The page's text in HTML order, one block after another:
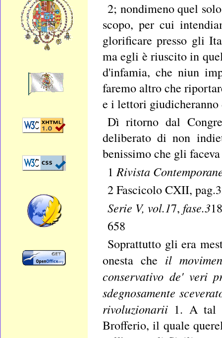
2; nondimeno quel
scopo, per cui
glorificare presso gli
ma egli è riuscito in
d'infamia, che niun
faremo altro che
e i lettori giudicheranno
Dì ritorno dal
deliberato di non
benissimo che gli
1Rivista
2 Fascicolo CXII,
Serie V, vol.17, fase.3
658
Soprattutto gli era
onesta che il
conservativo de' veri
sdegnosamente
rivoluzionarii 1. A tal
Brofferio, il quale